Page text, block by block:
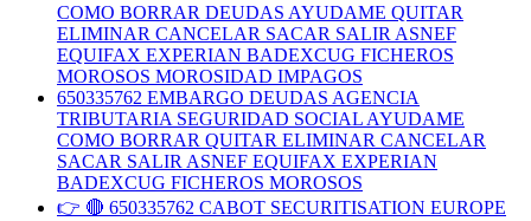
COMO BORRAR DEUDAS AYUDAME QUITAR
ELIMINAR CANCELAR SACAR SALIR ASNEF
EQUIFAX EXPERIAN BADEXCUG FICHEROS
MOROSOS MOROSIDAD IMPAGOS
650335762 EMBARGO DEUDAS AGENCIA
TRIBUTARIA SEGURIDAD SOCIAL AYUDAME
COMO BORRAR QUITAR ELIMINAR CANCELAR
SACAR SALIR ASNEF EQUIFAX EXPERIAN
BADEXCUG FICHEROS MOROSOS
👉 🔴 650335762 CABOT SECURITISATION EUROPE